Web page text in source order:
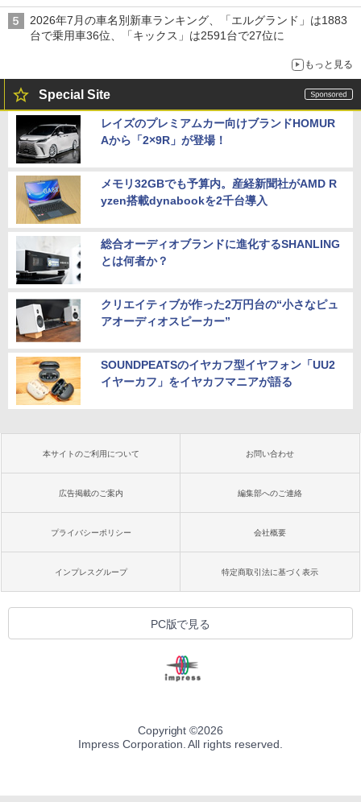
2026年7月の車名別新車ランキング、「エルグランド」は1883
台で乗用車36位、「キックス」は2591台で27位に
もっと見る
Special Site
レイズのプレミアムカー向けブランドHOMUR
Aから「2×9R」が登場！
メモリ32GBでも予算内。産経新聞社がAMD R
yzen搭載dynabookを2千台導入
総合オーディオブランドに進化するSHANLING
とは何者か？
クリエイティブが作った2万円台の“小さなピュ
アオーディオスピーカー”
SOUNDPEATSのイヤカフ型イヤフォン「UU2
イヤーカフ」をイヤカフマニアが語る
本サイトのご利用について お問い合わせ
広告掲載のご案内 編集部へのご連絡
プライバシーポリシー 会社概要
インプレスグループ 特定商取引法に基づく表示
PC版で見る
Copyright ©2026
Impress Corporation. All rights reserved.